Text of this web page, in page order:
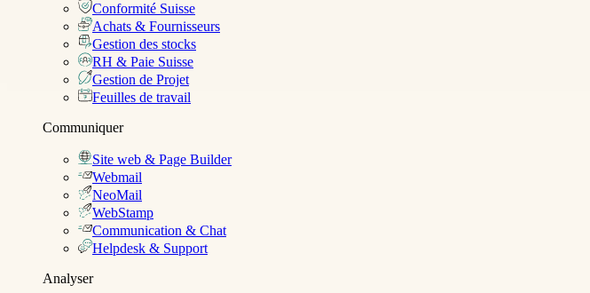
Conformité Suisse
Achats & Fournisseurs
Gestion des stocks
RH & Paie Suisse
Gestion de Projet
Feuilles de travail
Communiquer
Site web & Page Builder
Webmail
NeoMail
WebStamp
Communication & Chat
Helpdesk & Support
Analyser